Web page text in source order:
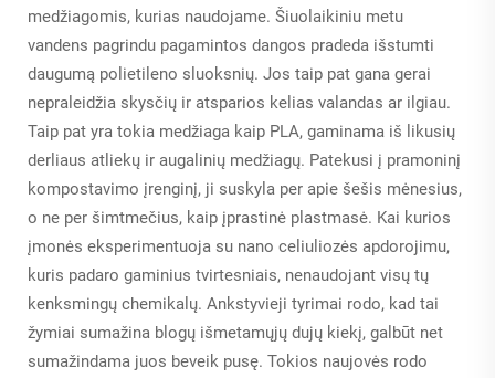
medžiagomis, kurias naudojame. Šiuolaikiniu metu
vandens pagrindu pagamintos dangos pradeda išstumti
daugumą polietileno sluoksnių. Jos taip pat gana gerai
nepraleidžia skysčių ir atsparios kelias valandas ar ilgiau.
Taip pat yra tokia medžiaga kaip PLA, gaminama iš likusių
derliaus atliekų ir augalinių medžiagų. Patekusi į pramoninį
kompostavimo įrenginį, ji suskyla per apie šešis mėnesius,
o ne per šimtmečius, kaip įprastinė plastmasė. Kai kurios
įmonės eksperimentuoja su nano celiuliozės apdorojimu,
kuris padaro gaminius tvirtesniais, nenaudojant visų tų
kenksmingų chemikalų. Ankstyvieji tyrimai rodo, kad tai
žymiai sumažina blogų išmetamųjų dujų kiekį, galbūt net
sumažindama juos beveik pusę. Tokios naujovės rodo